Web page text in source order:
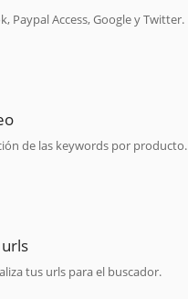
Paypal Access, Google y Twitter.
de las keywords por producto.
tus urls para el buscador.